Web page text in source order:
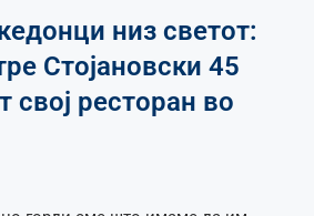
низ светот:
Стојановски 45
свој ресторан во